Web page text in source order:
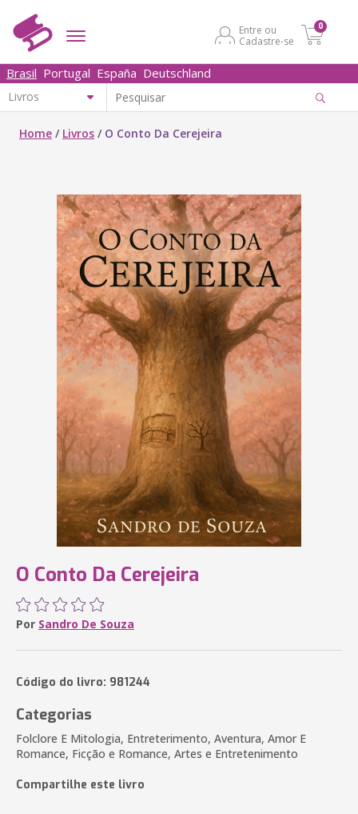
Entre ou
Cadastre-se
0
Brasil Portugal España Deutschland
Home / Livros / O Conto Da Cerejeira
O Conto Da Cerejeira
Por Sandro De Souza
Código do livro: 981244
Categorias
Folclore E Mitologia, Entreterimento, Aventura, Amor E
Romance, Ficção e Romance, Artes e Entretenimento
Compartilhe este livro